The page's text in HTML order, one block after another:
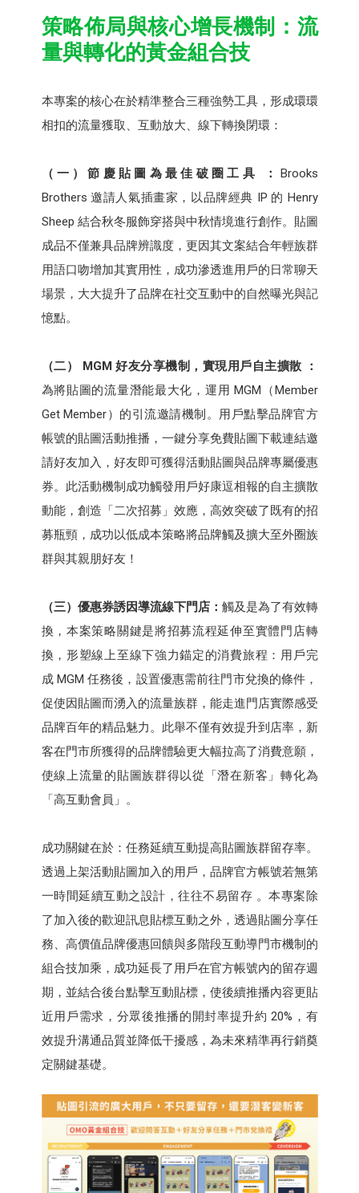
策略佈局與核心增長機制：流
量與轉化的黃金組合技
本專案的核心在於精準整合三種強勢工具，形成環環
相扣的流量獲取、互動放大、線下轉換閉環：
（一）節慶貼圖為最佳破圈工具 ： Brooks
Brothers 邀請人氣插畫家，以品牌經典 IP 的 Henry
Sheep 結合秋冬服飾穿搭與中秋情境進行創作。貼圖
成品不僅兼具品牌辨識度，更因其文案結合年輕族群
用語口吻增加其實用性，成功滲透進用戶的日常聊天
場景，大大提升了品牌在社交互動中的自然曝光與記
憶點。​
（二） MGM 好友分享機制，實現用戶自主擴散 ：
為將貼圖的流量潛能最大化，運用 MGM（Member
Get Member）的引流邀請機制。用戶點擊品牌官方
帳號的貼圖活動推播，一鍵分享免費貼圖下載連結邀
請好友加入，好友即可獲得活動貼圖與品牌專屬優惠
券。此活動機制成功觸發用戶好康逗相報的自主擴散
動能，創造「二次招募」效應，高效突破了既有的招
募瓶頸，成功以低成本策略將品牌觸及擴大至外圈族
群與其親朋好友！
（三）優惠券誘因導流線下門店： 觸及是為了有效轉
換，本案策略關鍵是將招募流程延伸至實體門店轉
換，形塑線上至線下強力錨定的消費旅程：用戶完
成 MGM 任務後，設置優惠需前往門市兌換的條件，
促使因貼圖而湧入的流量族群，能走進門店實際感受
品牌百年的精品魅力。此舉不僅有效提升到店率，新
客在門市所獲得的品牌體驗更大幅拉高了消費意願，
使線上流量的貼圖族群得以從「潛在新客」轉化為
「高互動會員」。
成功關鍵在於：任務延續互動提高貼圖族群留存率。
透過上架活動貼圖加入的用戶，品牌官方帳號若無第
一時間延續互動之設計，往往不易留存 。本專案除
了加入後的歡迎訊息貼標互動之外，透過貼圖分享任
務、高價值品牌優惠回饋與多階段互動導門市機制的
組合技加乘，成功延長了用戶在官方帳號內的留存週
期，並結合後台點擊互動貼標，使後續推播內容更貼
近用戶需求，分眾後推播的開封率提升約 20%，有
效提升溝通品質並降低干擾感，為未來精準再行銷奠
定關鍵基礎。